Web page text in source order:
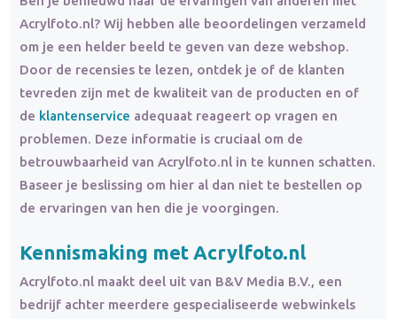
Acrylfoto.nl? Wij hebben alle beoordelingen verzameld
om je een helder beeld te geven van deze webshop.
Door de recensies te lezen, ontdek je of de klanten
tevreden zijn met de kwaliteit van de producten en of
de klantenservice adequaat reageert op vragen en
problemen. Deze informatie is cruciaal om de
betrouwbaarheid van Acrylfoto.nl in te kunnen schatten.
Baseer je beslissing om hier al dan niet te bestellen op
de ervaringen van hen die je voorgingen.
Kennismaking met Acrylfoto.nl
Acrylfoto.nl maakt deel uit van B&V Media B.V., een
bedrijf achter meerdere gespecialiseerde webwinkels